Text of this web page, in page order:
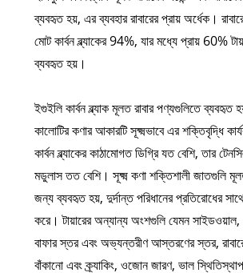
ব্যবহৃত হয়, এর ব্যবহার রাবারের প্রায় অর্ধেক।
মোট কার্বন ব্ল্যাকের 94%, যার মধ্যে প্রায় 60%
ব্যবহৃত হয়।
ইগুইলি কার্বন ব্ল্যাক মূলত রাবার পণ্যগুলিতে ব্যবহৃত
কালোটির কণার আকারটি সূক্ষ্মভাবে এর শক্তিবৃদ্ধি
কার্বন ব্ল্যাকের কাঠামোগত ডিগ্রি যত বেশি, তার
মডুলাস তত বেশি। সূক্ষ্ম কণা শক্তিশালী জাতগুলি মূলত
জন্য ব্যবহৃত হয়, দুর্দান্ত পরিধানের প্রতিরোধের
করে। টায়ারের অন্যান্য অংশগুলি যেমন সাইডওয়াল,
বাফার স্তর এবং অভ্যন্তরীণ আস্তরণের স্তর,
বাঁকানো এবং ক্র্যাকিং, ওজোন জারণ, ভাল